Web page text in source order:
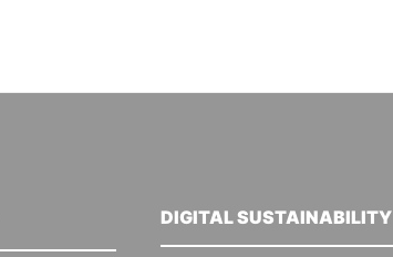
DIGITAL SUSTAINABILITY